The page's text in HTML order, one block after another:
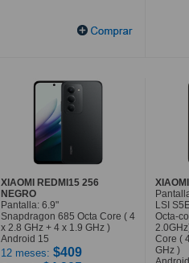
XIAOMI REDMI15 256
NEGRO
Pantalla: 6.9"
Snapdragon 685 Octa Core ( 4
x 2.8 GHz + 4 x 1.9 GHz )
Android 15
12 meses: $409
LSI
Octa-
Core (
GHz )